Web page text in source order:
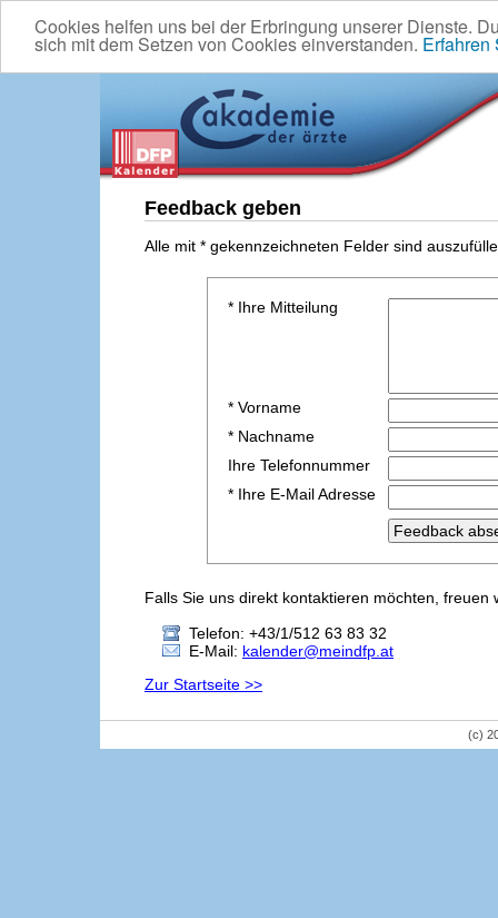
Cookies helfen uns bei der Erbringung unserer Dienste.
sich mit dem Setzen von Cookies einverstanden. Erfahren
Feedback geben
Alle mit * gekennzeichneten Felder sind
* Ihre Mitteilung
* Vorname
* Nachname
Ihre Telefonnummer
* Ihre E-Mail Adresse
Falls Sie uns direkt kontaktieren möchten,
Telefon: +43/1/512 63 83 32
E-Mail: kalender@meindfp.at
Zur Startseite >>
(c)